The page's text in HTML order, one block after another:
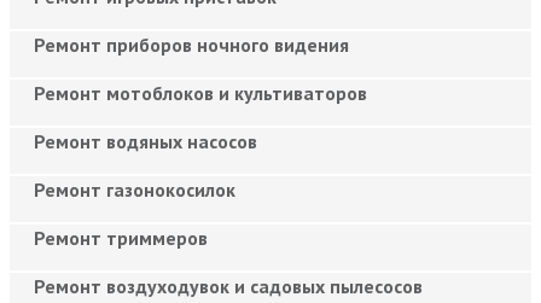
Ремонт приборов ночного видения
Ремонт мотоблоков и культиваторов
Ремонт водяных насосов
Ремонт газонокосилок
Ремонт триммеров
Ремонт воздуходувок и садовых пылесосов